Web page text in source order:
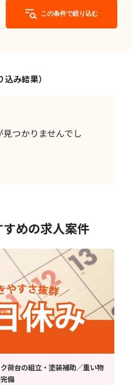
この条件で絞り込む
み結果）
つかりませんでし
めの求人案件
ク荷台の組立・塗装補助／重い物
備